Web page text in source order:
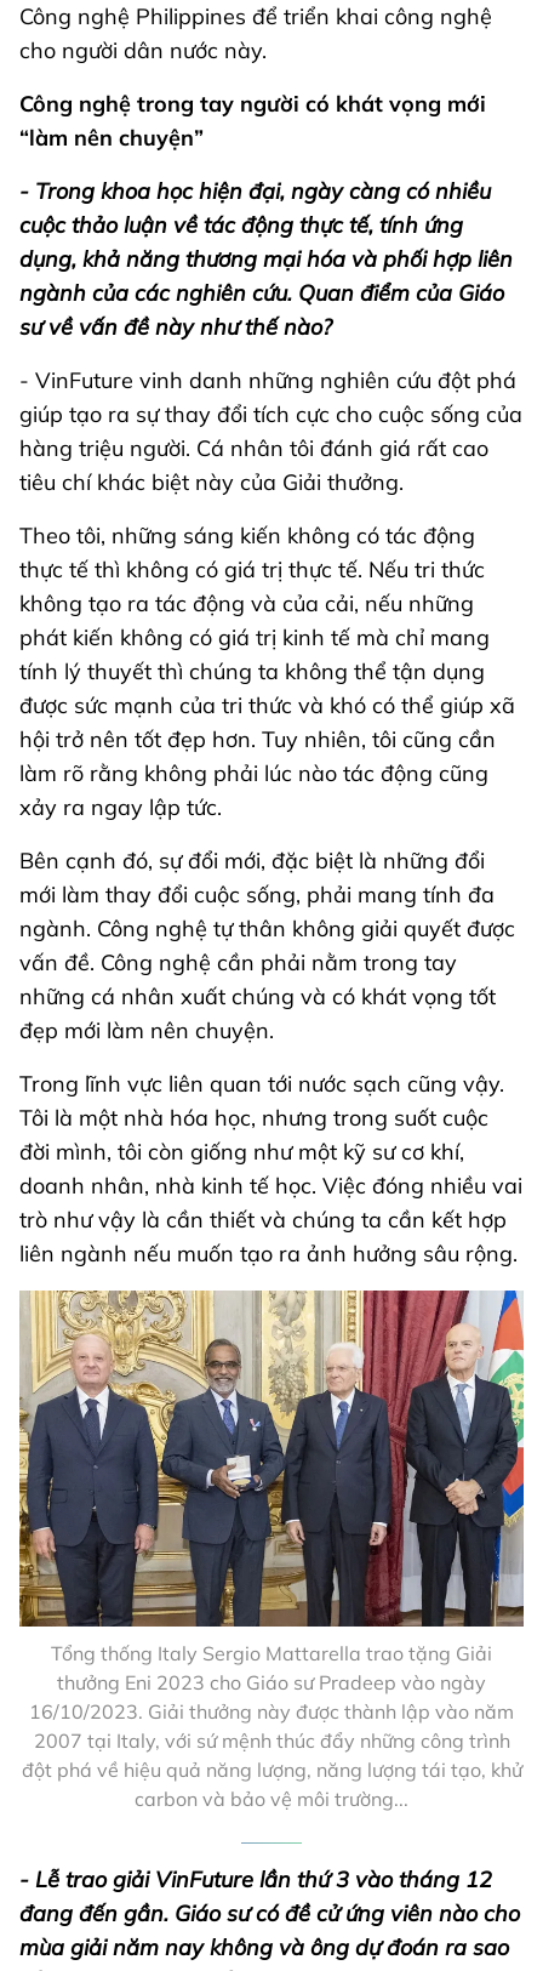
Công nghệ Philippines để triển khai công nghệ
cho người dân nước này.
Công nghệ trong tay người có khát vọng mới
“làm nên chuyện”
- Trong khoa học hiện đại, ngày càng có nhiều
cuộc thảo luận về tác động thực tế, tính ứng
dụng, khả năng thương mại hóa và phối hợp liên
ngành của các nghiên cứu. Quan điểm của Giáo
sư về vấn đề này như thế nào?
- VinFuture vinh danh những nghiên cứu đột phá
giúp tạo ra sự thay đổi tích cực cho cuộc sống của
hàng triệu người. Cá nhân tôi đánh giá rất cao
tiêu chí khác biệt này của Giải thưởng.
Theo tôi, những sáng kiến không có tác động
thực tế thì không có giá trị thực tế. Nếu tri thức
không tạo ra tác động và của cải, nếu những
phát kiến không có giá trị kinh tế mà chỉ mang
tính lý thuyết thì chúng ta không thể tận dụng
được sức mạnh của tri thức và khó có thể giúp xã
hội trở nên tốt đẹp hơn. Tuy nhiên, tôi cũng cần
làm rõ rằng không phải lúc nào tác động cũng
xảy ra ngay lập tức.
Bên cạnh đó, sự đổi mới, đặc biệt là những đổi
mới làm thay đổi cuộc sống, phải mang tính đa
ngành. Công nghệ tự thân không giải quyết được
vấn đề. Công nghệ cần phải nằm trong tay
những cá nhân xuất chúng và có khát vọng tốt
đẹp mới làm nên chuyện.
Trong lĩnh vực liên quan tới nước sạch cũng vậy.
Tôi là một nhà hóa học, nhưng trong suốt cuộc
đời mình, tôi còn giống như một kỹ sư cơ khí,
doanh nhân, nhà kinh tế học. Việc đóng nhiều vai
trò như vậy là cần thiết và chúng ta cần kết hợp
liên ngành nếu muốn tạo ra ảnh hưởng sâu rộng.
Tổng thống Italy Sergio Mattarella trao tặng Giải
thưởng Eni 2023 cho Giáo sư Pradeep vào ngày
16/10/2023. Giải thưởng này được thành lập vào năm
2007 tại Italy, với sứ mệnh thúc đẩy những công trình
đột phá về hiệu quả năng lượng, năng lượng tái tạo, khử
carbon và bảo vệ môi trường...
- Lễ trao giải VinFuture lần thứ 3 vào tháng 12
đang đến gần. Giáo sư có đề cử ứng viên nào cho
mùa giải năm nay không và ông dự đoán ra sao